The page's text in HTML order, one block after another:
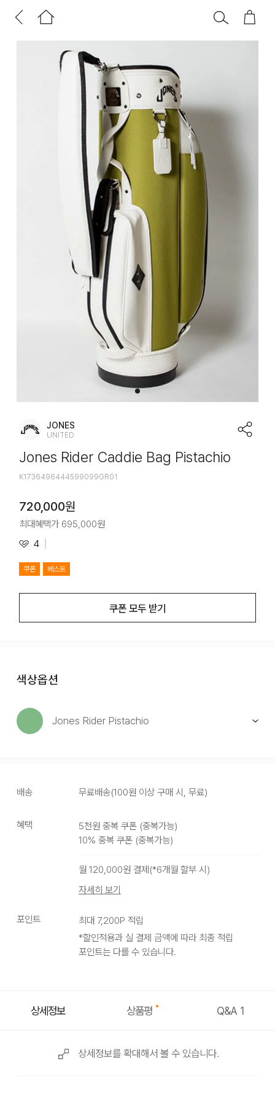
JONES
UNITED
Jones Rider Caddie Bag Pistachio
K1736496444599099GR01
720,000원
최대혜택가 695,000원
4
쿠폰 베스트
쿠폰 모두 받기
색상옵션
Jones Rider Pistachio
배송 무료배송(100원 이상 구매 시, 무료)
혜택 5천원 중복 쿠폰(중복가능)
10% 중복 쿠폰(중복가능)
월 120,000원 결제(*6개월 할부 시)
자세히 보기
포인트 최대 7,200P 적립
*할인적용과 실 결제 금액에 따라 최종 적립
포인트는 다를 수 있습니다.
상세정보 상품평 Q&A 1
상세정보를 확대해서 볼 수 있습니다.